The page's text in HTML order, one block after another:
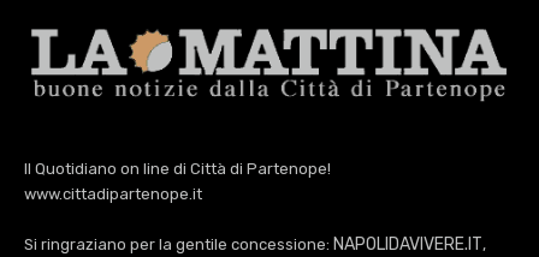
Il Quotidiano on line di Città di Partenope!
www.cittadipartenope.it
Si ringraziano per la gentile concessione: NAPOLIDAVIVERE.IT,